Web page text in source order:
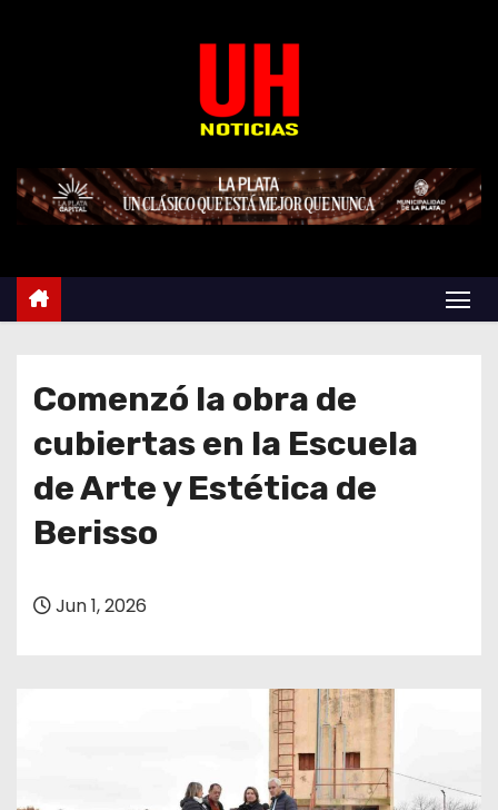
e
Comenzó la obra de
cubiertas en la Escuela
de Arte y Estética de
Berisso
Jun 1, 2026